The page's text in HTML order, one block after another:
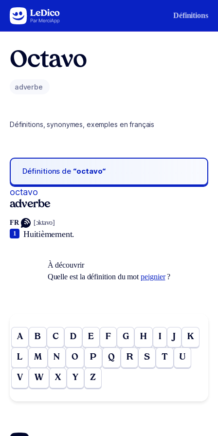
Aller au contenu Définitions
Octavo
adverbe
Définitions, synonymes, exemples en français
Définitions de “octavo“
octavo
adverbe
FR [ɔktavo]
Huitièmement.
1
À découvrir
Quelle est la définition du motpeignier?
A B C D E F G H I J K
L M N O P Q R S T U
V W X Y Z